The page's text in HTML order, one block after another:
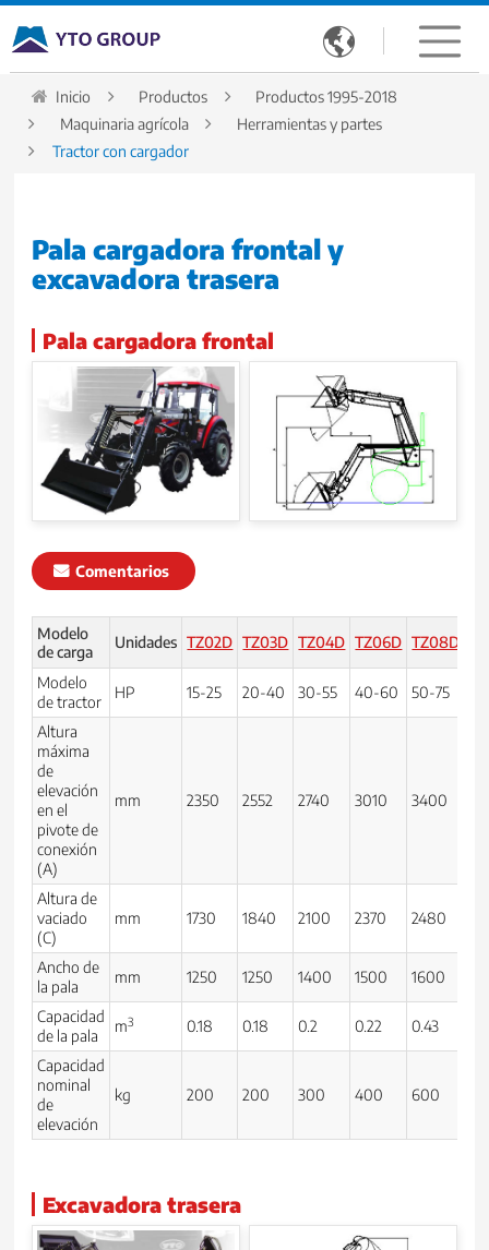

Inicio Productos
Productos 1995-2018
Maquinaria agrícola
Herramientas y partes
Tractor con cargador
Pala cargadora frontal y
excavadora trasera
Pala cargadora frontal
Comentarios
Modelo
de carga
Unidades TZ02D TZ03D TZ04D TZ06D TZ08D
Modelo
de tractor
HP 15-25 20-40 30-55 40-60 50-75
Altura
máxima
de
elevación
en el
pivote de
conexión
(A)
mm 2350 2552 2740 3010 3400
Altura de
vaciado
(C)
mm 1730 1840 2100 2370 2480
Ancho de
la pala
mm 1250 1250 1400 1500 1600
Capacidad
de la pala
m3 0.18 0.18 0.2 0.22 0.43
Capacidad
nominal
de
elevación
kg 200 200 300 400 600
Excavadora trasera